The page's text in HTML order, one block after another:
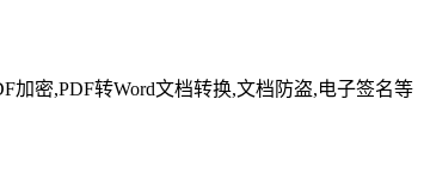
加密,PDF转Word文档转换,文档防盗,电子签名等